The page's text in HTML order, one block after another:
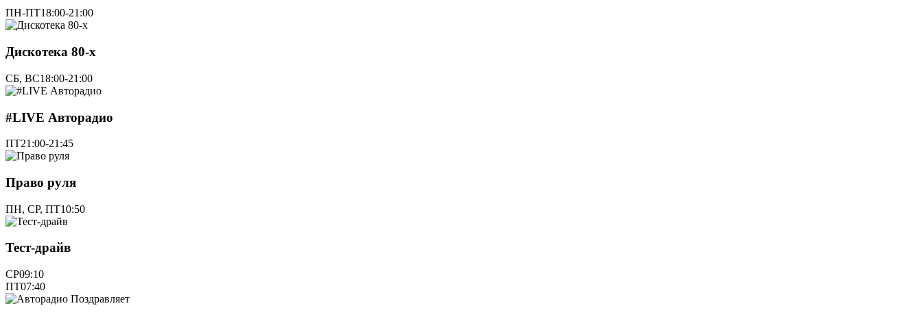
ПН-ПТ18:00-21:00
Дискотека 80-х
СБ, ВС18:00-21:00
#LIVE Авторадио
ПТ21:00-21:45
Право руля
ПН, СР, ПТ10:50
Тест-драйв
СР09:10
ПТ07:40